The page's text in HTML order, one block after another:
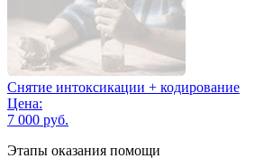
Снятие интоксикации + кодирование
Цена:
7 000 руб.
Этапы оказания помощи